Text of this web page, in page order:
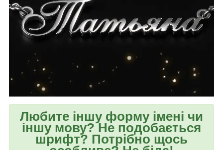
Любите іншу форму імені чи
іншу мову? Не подобається
шрифт? Потрібно щось